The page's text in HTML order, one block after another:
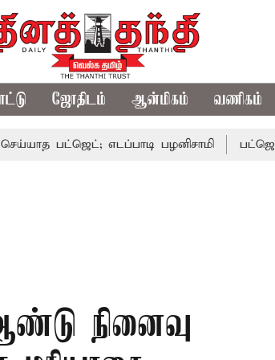
ஜோதிடம் ஆன்மிகம் வணிகம்
எடப்பாடி பழனிசாமி பட்ஜெட்டில்
நினைவு